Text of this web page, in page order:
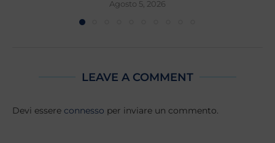
Agosto 5, 2026
LEAVE A COMMENT
Devi essere connesso per inviare un commento.